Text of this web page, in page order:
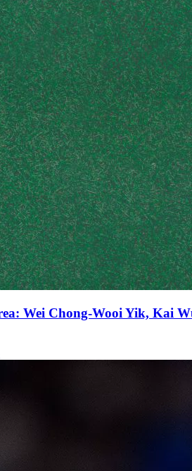
Wei Chong-Wooi Yik, Kai